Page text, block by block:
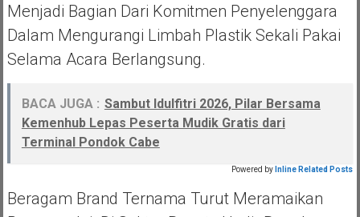
Menjadi Bagian Dari Komitmen Penyelenggara
Dalam Mengurangi Limbah Plastik Sekali Pakai
Selama Acara Berlangsung.
BACA JUGA : Sambut Idulfitri 2026, Pilar Bersama
Kemenhub Lepas Peserta Mudik Gratis dari
Terminal Pondok Cabe
Powered by Inline Related Posts
Beragam Brand Ternama Turut Meramaikan